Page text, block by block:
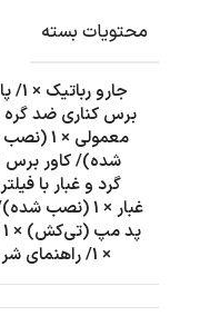
محتویات بسته
× 1/ راهنمای شروع سریع × 1/ کارت گارانتی × 1